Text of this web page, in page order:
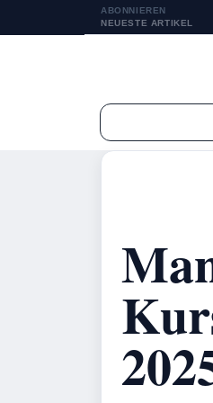
ABONNIEREN
NEUESTE ARTIKEL